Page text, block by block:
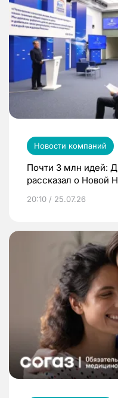
Новости компаний
Почти 3 млн идей:
рассказал о Новой
20:10 / 25.07.26